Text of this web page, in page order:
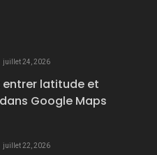
juillet 24, 2026
latitude et
Google Maps
juillet 22, 2026